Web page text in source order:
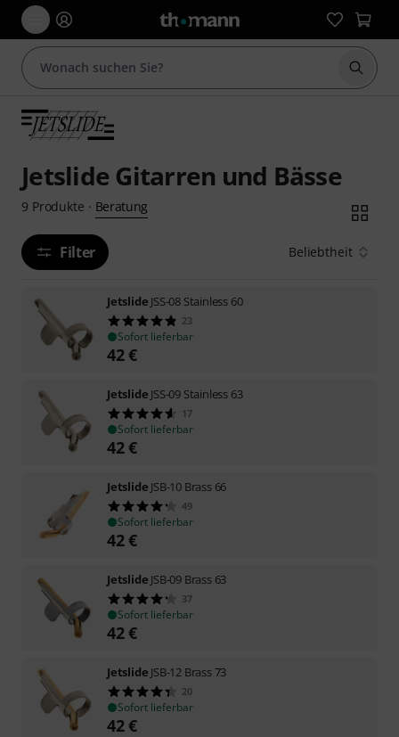
Suche
Jetslide Gitarren und Bässe
9 Produkte · Beratung
Filter Beliebtheit
Jetslide JSS-08 Stainless 60
23
Sofort lieferbar
42€
Jetslide JSS-09 Stainless 63
17
Sofort lieferbar
42€
Jetslide JSB-10 Brass 66
49
Sofort lieferbar
42€
Jetslide JSB-09 Brass 63
37
Sofort lieferbar
42€
Jetslide JSB-12 Brass 73
20
Sofort lieferbar
42€